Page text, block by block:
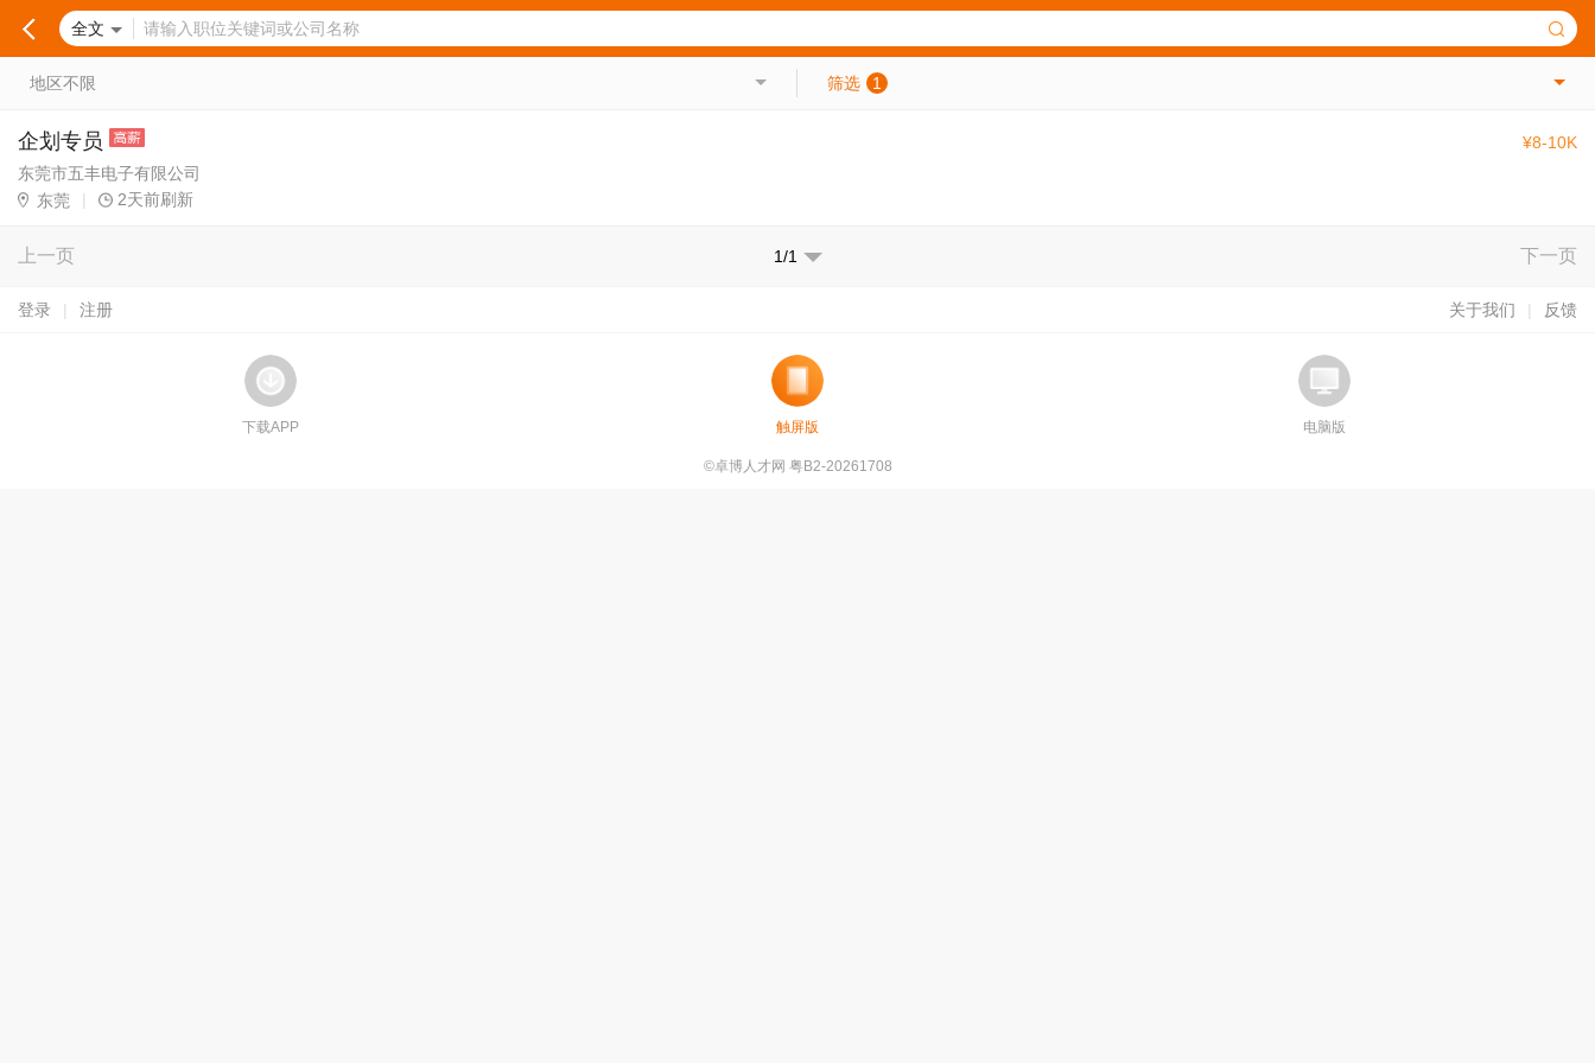
全文
地区不限 筛选 1
企划专员
东莞市五丰电子有限公司
东莞
| 2天前刷新
¥8-10K
上一页 下一页
1/1
登录 | 注册 关于我们 | 反馈
下载APP 触屏版 电脑版
©卓博人才网 粤B2-20261708